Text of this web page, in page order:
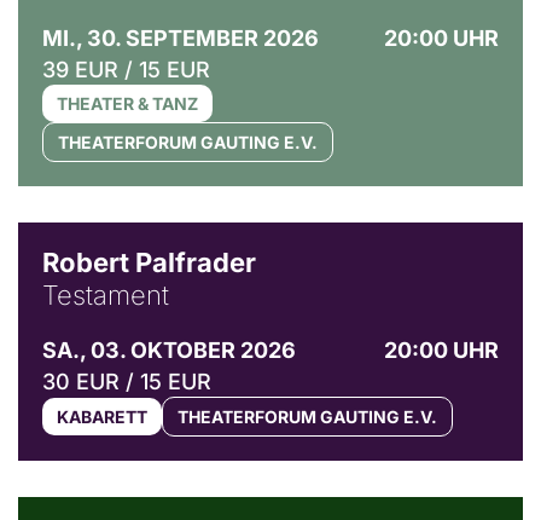
MI., 30. SEPTEMBER 2026
20:00 UHR
39 EUR / 15 EUR
THEATER & TANZ
THEATERFORUM GAUTING E.V.
Robert Palfrader
Testament
SA., 03. OKTOBER 2026
20:00 UHR
30 EUR / 15 EUR
KABARETT THEATERFORUM GAUTING E.V.